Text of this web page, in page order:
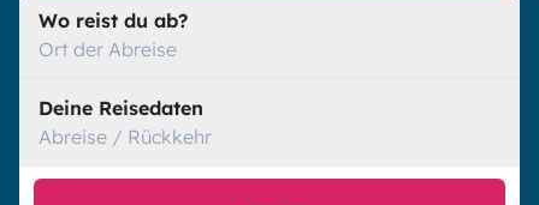
Wo reist du ab?
Ort der Abreise
Deine Reisedaten
Abreise / Rückkehr